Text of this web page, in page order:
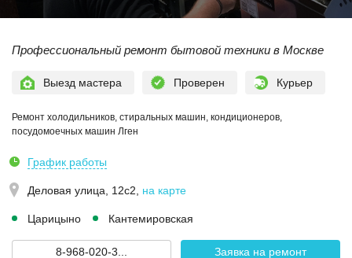
Профессиональный ремонт бытовой техники в Москве
Выезд мастера Проверен Курьер
Ремонт холодильников, стиральных машин, кондиционеров,
посудомоечных машин Лген
График работы
Деловая улица, 12с2 на карте
Царицыно Кантемировская
8-968-020-3... Заявка на ремонт